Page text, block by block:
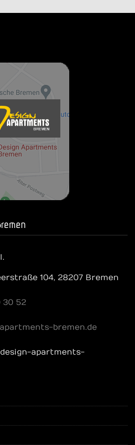
104, 28207 Bremen
30 52
bremen.de
apartments-